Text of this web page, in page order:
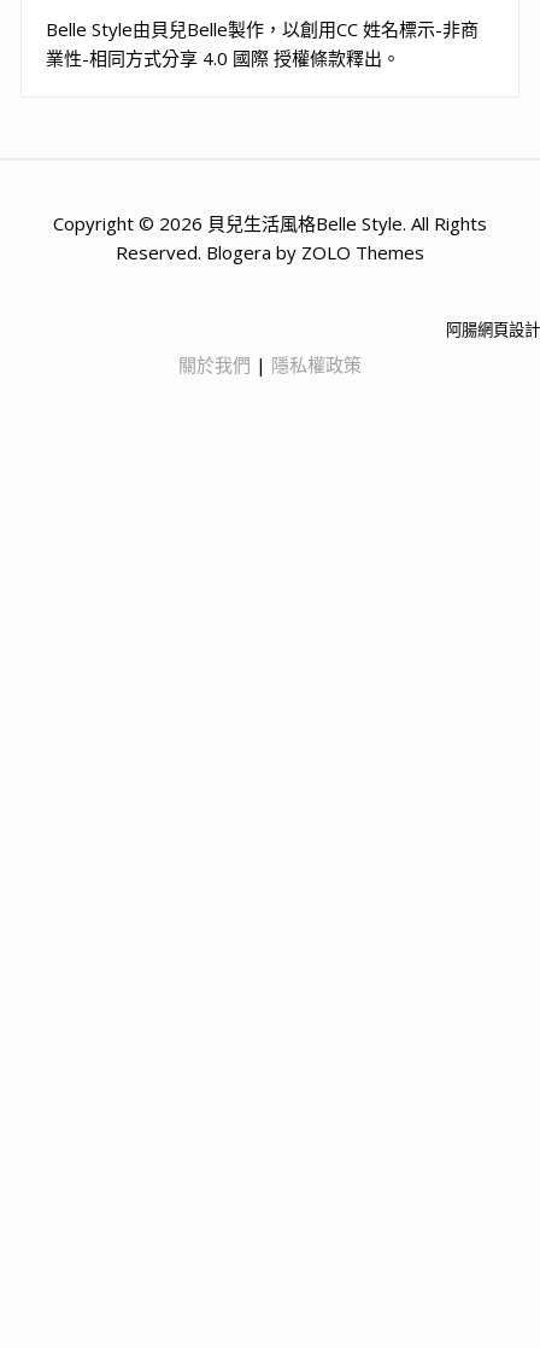
Belle Style由貝兒Belle製作，以創用CC 姓名標示-非商
業性-相同方式分享 4.0 國際 授權條款釋出。
Copyright © 2026 貝兒生活風格Belle Style. All Rights
Reserved. Blogera by ZOLO Themes
阿腸網頁設計
關於我們 | 隱私權政策